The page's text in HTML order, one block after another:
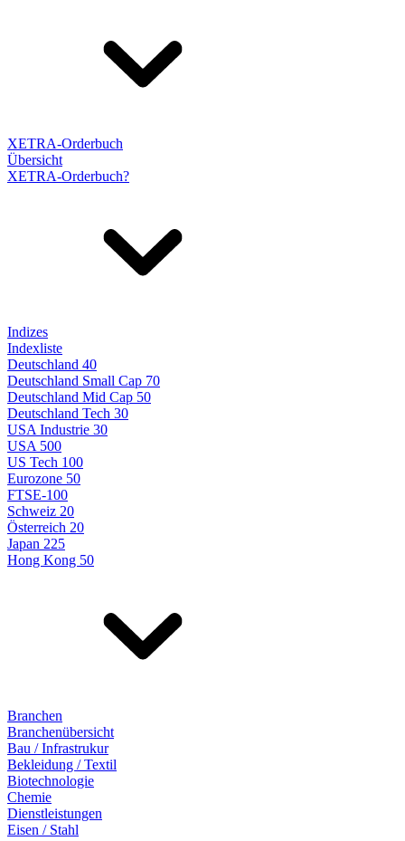
XETRA-Orderbuch
Übersicht
XETRA-Orderbuch?
Indizes
Indexliste
Deutschland 40
Deutschland Small Cap 70
Deutschland Mid Cap 50
Deutschland Tech 30
USA Industrie 30
USA 500
US Tech 100
Eurozone 50
FTSE-100
Schweiz 20
Österreich 20
Japan 225
Hong Kong 50
Branchen
Branchenübersicht
Bau / Infrastrukur
Bekleidung / Textil
Biotechnologie
Chemie
Dienstleistungen
Eisen / Stahl